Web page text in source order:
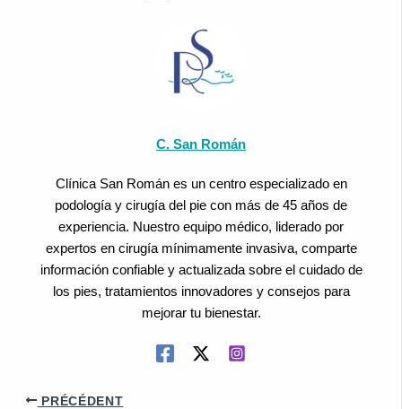
C. San Román
Clínica San Román es un centro especializado en
podología y cirugía del pie con más de 45 años de
experiencia. Nuestro equipo médico, liderado por
expertos en cirugía mínimamente invasiva, comparte
información confiable y actualizada sobre el cuidado de
los pies, tratamientos innovadores y consejos para
mejorar tu bienestar.
PRÉCÉDENT